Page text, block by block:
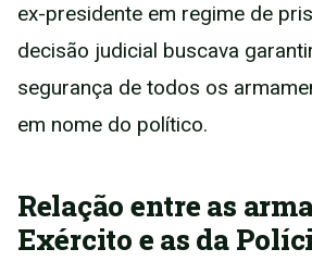
ex-presidente em regime de
decisão judicial buscava
segurança de todos os
em nome do político.
Relação entre as
Exército e as da